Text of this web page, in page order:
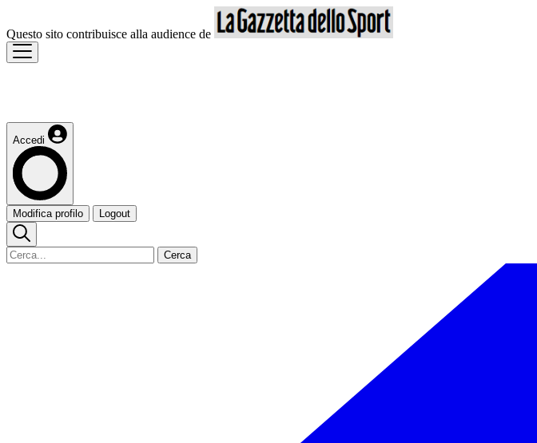
Questo sito contribuisce alla audience de
Accedi
Modifica profilo Logout
Cerca